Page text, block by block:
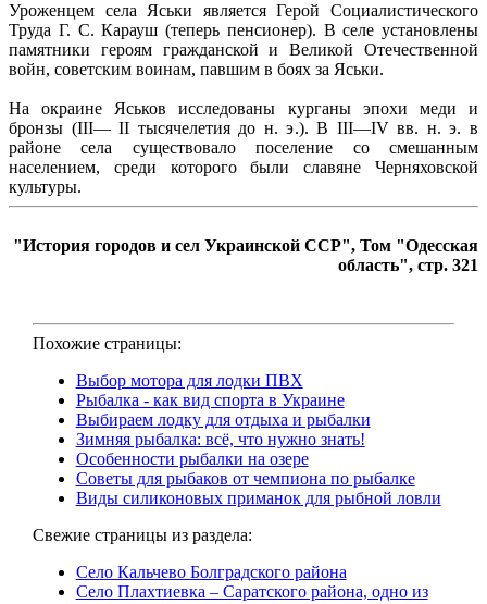
Уроженцем села Яськи является Герой Социалистического
Труда Г. С. Карауш (теперь пенсионер). В селе установлены
памятники героям гражданской и Великой Отечественной
войн, советским воинам, павшим в боях за Яськи.
На окраине Яськов исследованы курганы эпохи меди и
бронзы (III— II тысячелетия до н. э.). В III—IV вв. н. э. в
районе села существовало поселение со смешанным
населением, среди которого были славяне Черняховской
культуры.
"История городов и сел Украинской ССР", Том "Одесская
область", стр. 321
Похожие страницы:
Выбор мотора для лодки ПВХ
Рыбалка - как вид спорта в Украине
Выбираем лодку для отдыха и рыбалки
Зимняя рыбалка: всё, что нужно знать!
Особенности рыбалки на озере
Советы для рыбаков от чемпиона по рыбалке
Виды силиконовых приманок для рыбной ловли
Свежие страницы из раздела:
Село Кальчево Болградского района
Село Плахтиевка – Саратского района, одно из